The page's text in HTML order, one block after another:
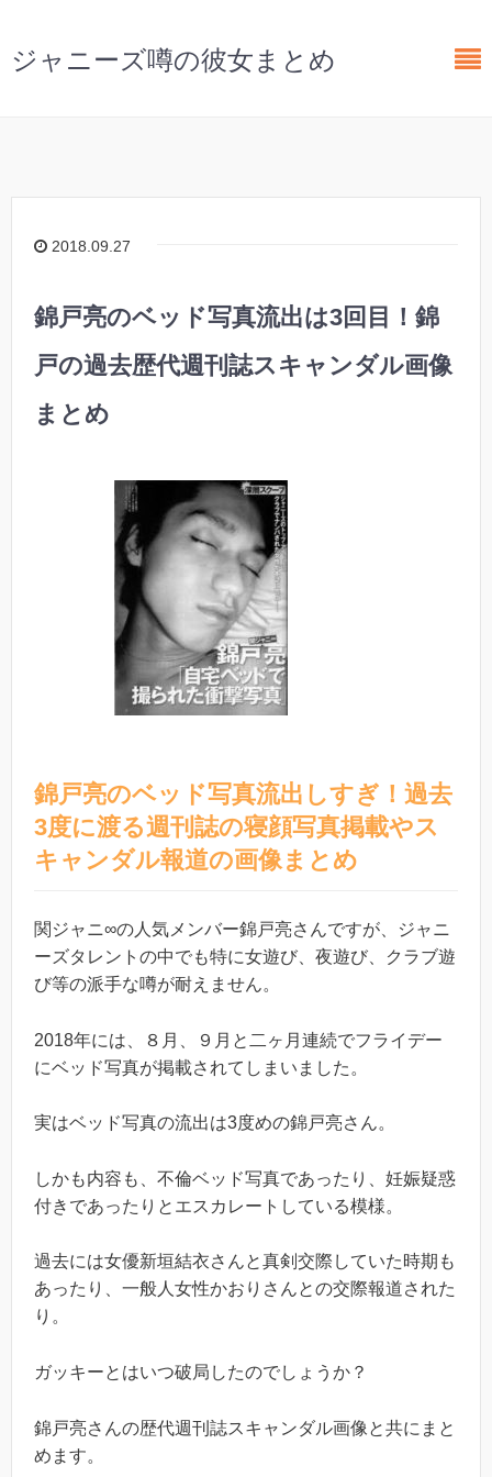
ジャニーズ噂の彼女まとめ
2018.09.27
錦戸亮のベッド写真流出は3回目！錦
戸の過去歴代週刊誌スキャンダル画像
まとめ
錦戸亮のベッド写真流出しすぎ！過去
3度に渡る週刊誌の寝顔写真掲載やス
キャンダル報道の画像まとめ
関ジャニ∞の人気メンバー錦戸亮さんですが、ジャニ
ーズタレントの中でも特に女遊び、夜遊び、クラブ遊
び等の派手な噂が耐えません。
2018年には、８月、９月と二ヶ月連続でフライデー
にベッド写真が掲載されてしまいました。
実はベッド写真の流出は3度めの錦戸亮さん。
しかも内容も、不倫ベッド写真であったり、妊娠疑惑
付きであったりとエスカレートしている模様。
過去には女優新垣結衣さんと真剣交際していた時期も
あったり、一般人女性かおりさんとの交際報道された
り。
ガッキーとはいつ破局したのでしょうか？
錦戸亮さんの歴代週刊誌スキャンダル画像と共にまと
めます。